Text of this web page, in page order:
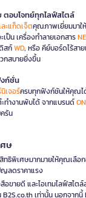
ตอบโจทย์ทุกไลฟ์สไตล์
ะแก็ดเจ็ตคุณภาพเยี่ยมมาใ
ป็น เครื่องทำลายเอกสาร
สก์WD, หรือ คีย์บอร์ดไร้สา
กสบายยิ่งขึ้น
ก์ชั่น
เจอร์ครบทุกฟังก์ชันให้คุณไ
ะทำงานพับได้ จากแบรนด์
รัน
ษ
ทธิพิเศษมากมายให้คุณเลือ
ลดราคาแรง
อขายดี และไอเทมไลฟ์สไ
เท่านั้น นอกจาก